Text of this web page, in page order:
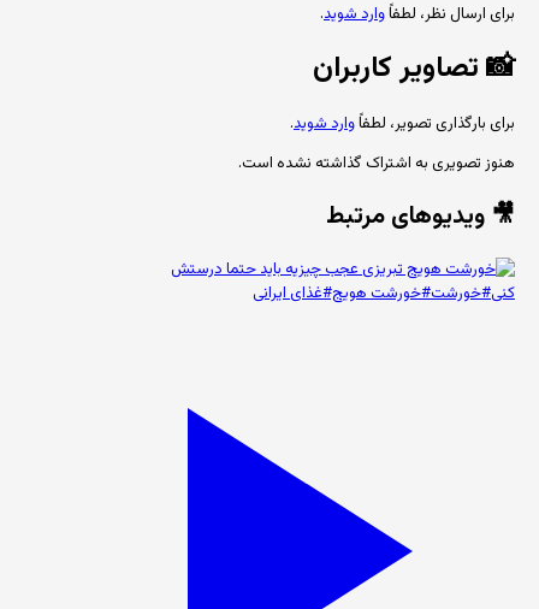
برای ارسال نظر، لطفاًوارد شوید.
📸تصاویر کاربران
برای بارگذاری تصویر، لطفاًوارد شوید.
هنوز تصویری به اشتراک گذاشته نشده است.
🎥 ویدیوهای مرتبط